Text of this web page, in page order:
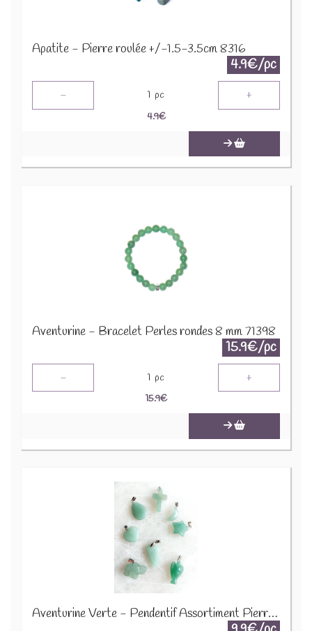
Apatite - Pierre roulée +/-1.5-3.5cm 8316
4.9€/pc
- 1 pc +
4.9€
Aventurine - Bracelet Perles rondes 8 mm 71398
15.9€/pc
- 1 pc +
15.9€
Aventurine Verte - Pendentif Assortiment Pierres Précieuses GemPD-18